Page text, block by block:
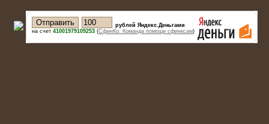
рублей Яндекс.Деньгами
на счет 41001979109253 (СфинКо: Команда помощи сфинксам)